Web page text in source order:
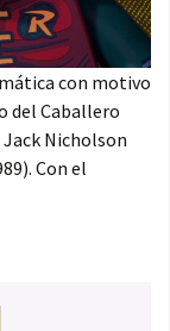
con motivo
del Caballero
Nicholson
Con el